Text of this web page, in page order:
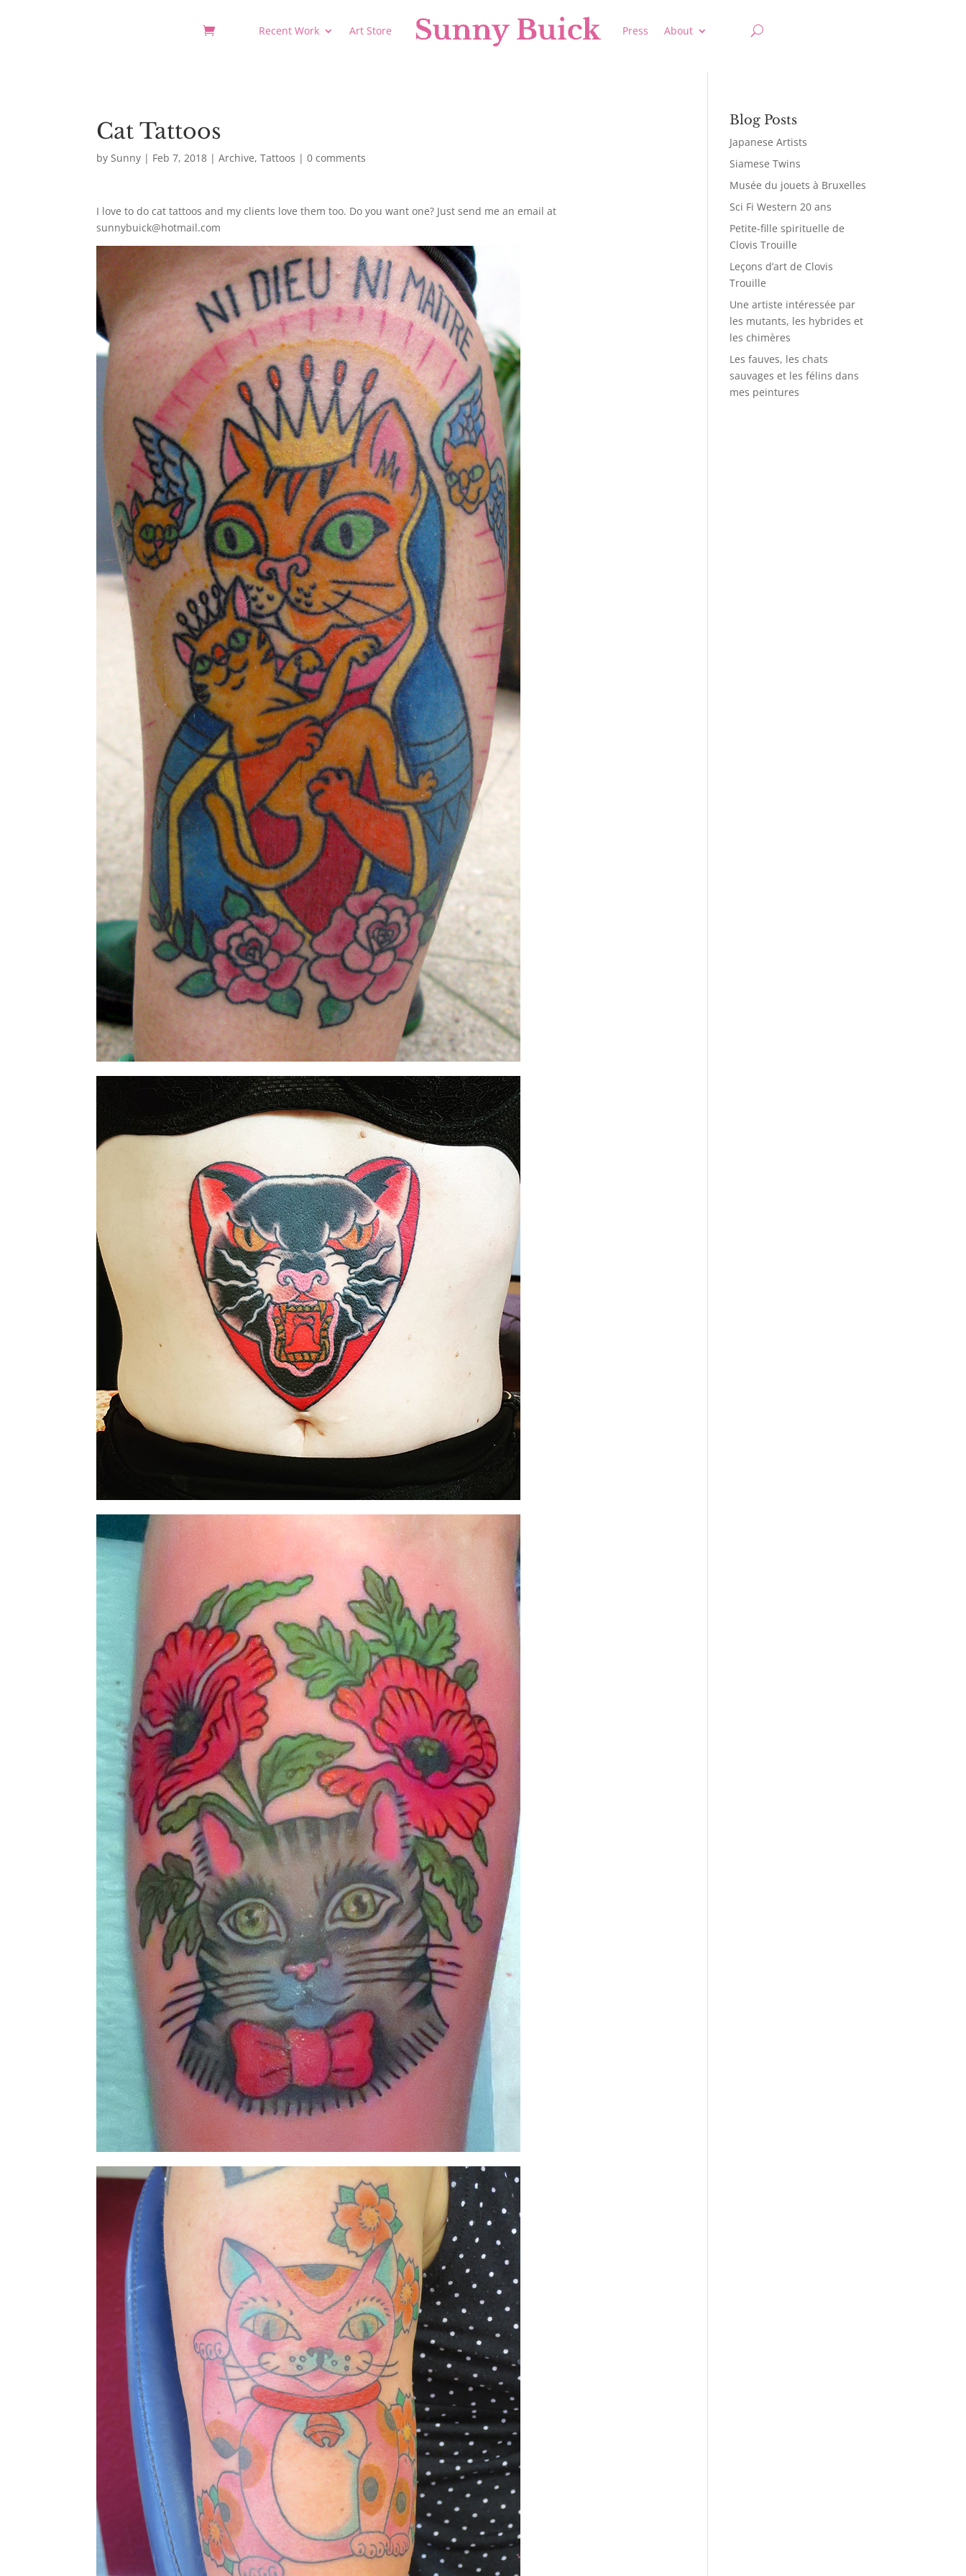
Recent Work Art Store Press About
Cat Tattoos
bySunny | Feb 7, 2018 |Archive,Tattoos |0 comments
I love to do cat tattoos and my clients love them too. Do you want one? Just send me an email at
sunnybuick@hotmail.com
Blog Posts
Japanese Artists
Siamese Twins
Musée du jouets à Bruxelles
Sci Fi Western 20 ans
Petite-fille spirituelle de
Clovis Trouille
Leçons d’art de Clovis
Trouille
Une artiste intéressée par
les mutants, les hybrides et
les chimères
Les fauves, les chats
sauvages et les félins dans
mes peintures